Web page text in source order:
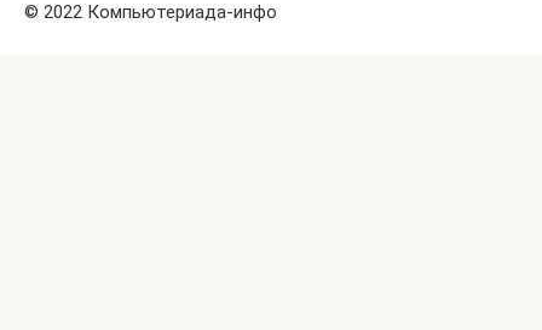
© 2022 Компьютериада-инфо